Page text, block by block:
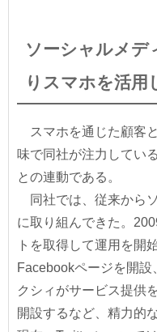
ソーシャルメデ
りスマホを活用
スマホを通じた顧客
味で同社が注力してい
との連動である。
同社では、従来から
に取り組んできた。
トを取得して運用を開
Facebookページを開設
クシィがサービス提供
開設するなど、精力的